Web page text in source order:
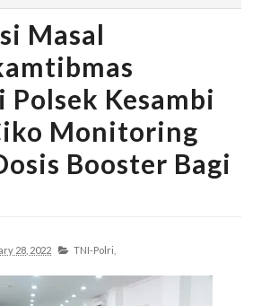
Masal
Polsek Kesambi
Monitoring
Booster Bagi
28, 2022 TNI-Polri,